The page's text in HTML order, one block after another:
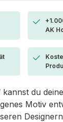
AK
kannst du
Motiv